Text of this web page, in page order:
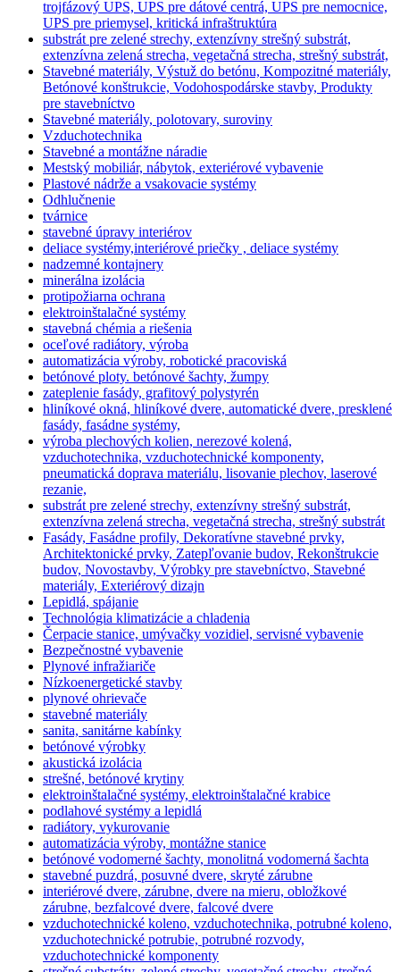
trojfázový UPS, UPS pre dátové centrá, UPS pre nemocnice,
UPS pre priemysel, kritická infraštruktúra
substrát pre zelené strechy, extenzívny strešný substrát,
extenzívna zelená strecha, vegetačná strecha, strešný substrát,
Stavebné materiály, Výstuž do betónu, Kompozitné materiály,
Betónové konštrukcie, Vodohospodárske stavby, Produkty
pre stavebníctvo
Stavebné materiály, polotovary, suroviny
Vzduchotechnika
Stavebné a montážne náradie
Mestský mobiliár, nábytok, exteriérové vybavenie
Plastové nádrže a vsakovacie systémy
Odhlučnenie
tvárnice
stavebné úpravy interiérov
deliace systémy,interiérové priečky , deliace systémy
nadzemné kontajnery
minerálna izolácia
protipožiarna ochrana
elektroinštalačné systémy
stavebná chémia a riešenia
oceľové radiátory, výroba
automatizácia výroby, robotické pracoviská
betónové ploty. betónové šachty, žumpy
zateplenie fasády, grafitový polystyrén
hliníkové okná, hliníkové dvere, automatické dvere, presklené
fasády, fasádne systémy,
výroba plechových kolien, nerezové kolená,
vzduchotechnika, vzduchotechnické komponenty,
pneumatická doprava materiálu, lisovanie plechov, laserové
rezanie,
substrát pre zelené strechy, extenzívny strešný substrát,
extenzívna zelená strecha, vegetačná strecha, strešný substrát
Fasády, Fasádne profily, Dekoratívne stavebné prvky,
Architektonické prvky, Zatepľovanie budov, Rekonštrukcie
budov, Novostavby, Výrobky pre stavebníctvo, Stavebné
materiály, Exteriérový dizajn
Lepidlá, spájanie
Technológia klimatizácie a chladenia
Čerpacie stanice, umývačky vozidiel, servisné vybavenie
Bezpečnostné vybavenie
Plynové infražiariče
Nízkoenergetické stavby
plynové ohrievače
stavebné materiály
sanita, sanitárne kabínky
betónové výrobky
akustická izolácia
strešné, betónové krytiny
elektroinštalačné systémy, elektroinštalačné krabice
podlahové systémy a lepidlá
radiátory, vykurovanie
automatizácia výroby, montážne stanice
betónové vodomerné šachty, monolitná vodomerná šachta
stavebné puzdrá, posuvné dvere, skryté zárubne
interiérové dvere, zárubne, dvere na mieru, obložkové
zárubne, bezfalcové dvere, falcové dvere
vzduchotechnické koleno, vzduchotechnika, potrubné koleno,
vzduchotechnické potrubie, potrubné rozvody,
vzduchotechnické komponenty